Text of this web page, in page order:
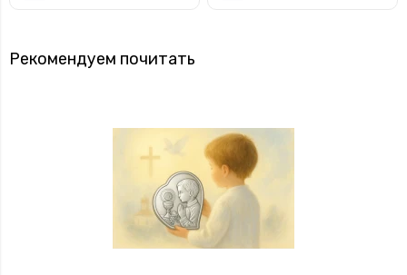
Рекомендуем почитать